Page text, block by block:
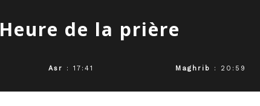
Heure de la prière
Asr : 17:41 Maghrib : 20:59